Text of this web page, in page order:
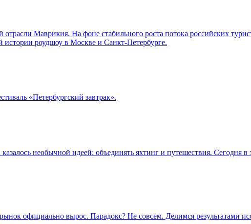
Маврикия. На фоне стабильного роста потока российских
роудшоу в Москве и Санкт-Петербурге.
«Петербургский завтрак».
необычной идеей: объединять яхтинг и путешествия. Сегодня
официально вырос. Парадокс? Не совсем. Делимся результатами